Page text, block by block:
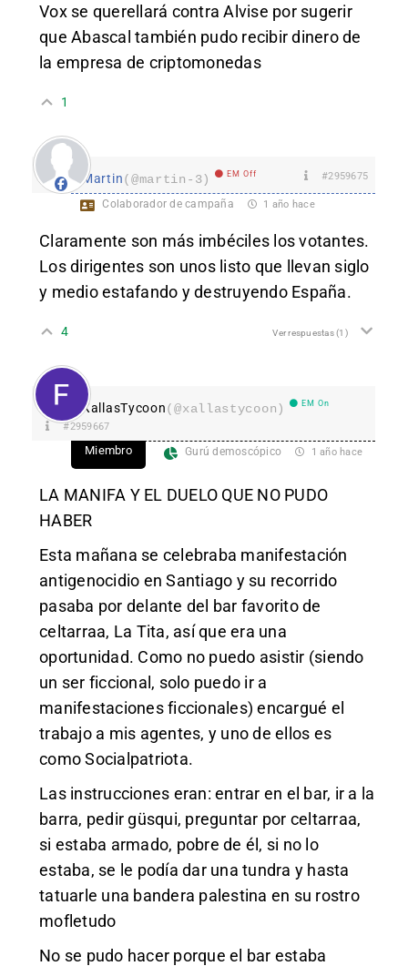
Vox se querellará contra Alvise por sugerir
que Abascal también pudo recibir dinero de
la empresa de criptomonedas
1
Martin(@martin-3) EM Off #2959675
Colaborador de campaña 1 año hace
Claramente son más imbéciles los votantes.
Los dirigentes son unos listo que llevan siglo
y medio estafando y destruyendo España.
4 Ver respuestas(1)
XallasTycoon(@xallastycoon) EM On
#2959667
Miembro Gurú demoscópico 1 año hace
LA MANIFA Y EL DUELO QUE NO PUDO
HABER
Esta mañana se celebraba manifestación
antigenocidio en Santiago y su recorrido
pasaba por delante del bar favorito de
celtarraa, La Tita, así que era una
oportunidad. Como no puedo asistir (siendo
un ser ficcional, solo puedo ir a
manifestaciones ficcionales) encargué el
trabajo a mis agentes, y uno de ellos es
como Socialpatriota.
Las instrucciones eran: entrar en el bar, ir a la
barra, pedir güsqui, preguntar por celtarraa,
si estaba armado, pobre de él, si no lo
estaba, se le podía dar una tundra y hasta
tatuarle una bandera palestina en su rostro
mofletudo
No se pudo hacer porque el bar estaba